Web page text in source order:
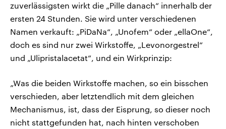
zuverlässigsten wirkt die „Pille danach“ innerhalb der
ersten 24 Stunden. Sie wird unter verschiedenen
Namen verkauft: „PiDaNa“, „Unofem“ oder „ellaOne“,
doch es sind nur zwei Wirkstoffe, „Levonorgestrel“
und „Ulipristalacetat“, und ein Wirkprinzip:
„Was die beiden Wirkstoffe machen, so ein bisschen
verschieden, aber letztendlich mit dem gleichen
Mechanismus, ist, dass der Eisprung, so dieser noch
nicht stattgefunden hat, nach hinten verschoben